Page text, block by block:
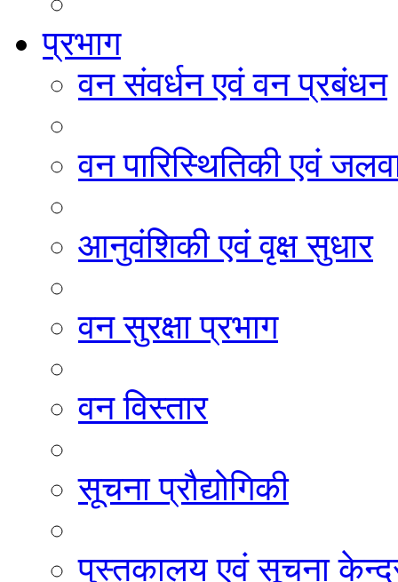
प्रभाग
वन संवर्धन एवं वन प्रबंधन
वन पारिस्थितिकी एवं
आनुवंशिकी एवं वृक्ष सुधार
वन सुरक्षा प्रभाग
वन विस्तार
सूचना प्रौद्योगिकी
पुस्तकालय एवं सूचना